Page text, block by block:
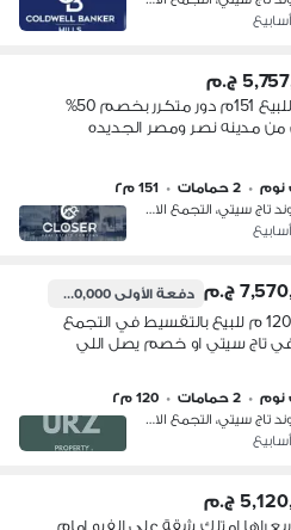
ج.م
شقه للبيع 151م دور متكرر بخصم 50%
من مدينه نصر ومصر الجديده
• 2 حمامات • 151 م٢
كومباوند تاج سيتي، التجمع الاول
ج.م دفعة الأولى1,000,000 ج.م
شقة 120 م للبيع بالتقسيط في التجمع
في تاج سيتي او خصم يصل اللي
علي دقائق من مدينة نصر
و بالقرب من كريك تاون و • 2 حمامات • 120 م٢
كومباوند تاج سيتي، التجمع الاول
ج.م
امتلك شقة علي الفيو امام